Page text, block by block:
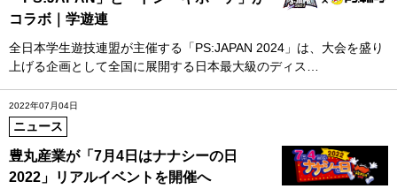
コラボ｜学遊連
全日本学生遊技連盟が主催する「PS:JAPAN 2024」は、大会を盛り
上げる企画として全国に展開する日本最大級のディス…
2022年07月04日
ニュース
豊丸産業が「7月4日はナナシーの日
2022」リアルイベントを開催へ